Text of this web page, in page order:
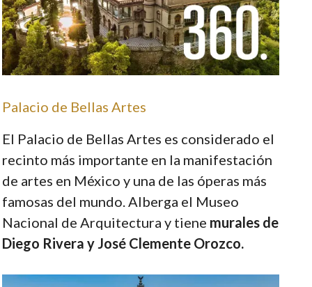
Palacio de Bellas Artes
El Palacio de Bellas Artes es considerado el
recinto más importante en la manifestación
de artes en México y una de las óperas más
famosas del mundo. Alberga el Museo
Nacional de Arquitectura y tiene murales de
Diego Rivera y José Clemente Orozco.